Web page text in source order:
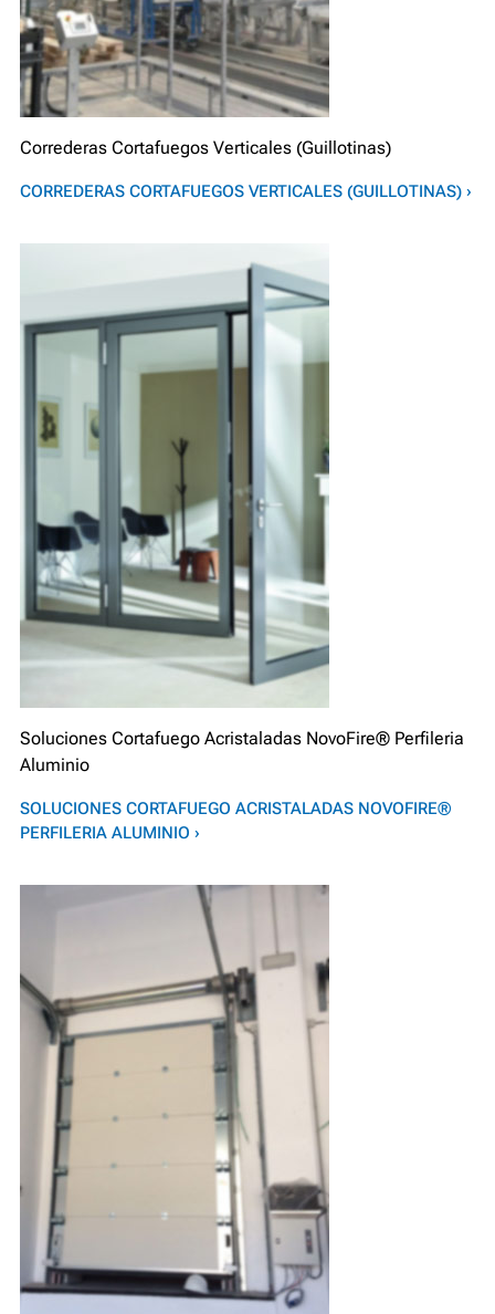
Correderas Cortafuegos Verticales (Guillotinas)
CORREDERAS CORTAFUEGOS VERTICALES (GUILLOTINAS) ›
Soluciones Cortafuego Acristaladas NovoFire® Perfileria
Aluminio
SOLUCIONES CORTAFUEGO ACRISTALADAS NOVOFIRE®
PERFILERIA ALUMINIO ›